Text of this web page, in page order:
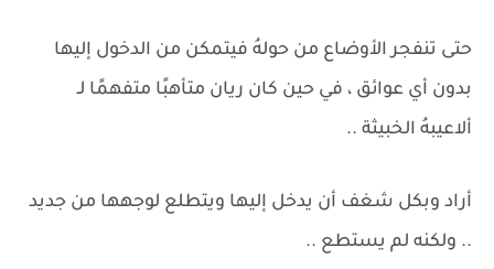
حتى تنفجر الأوضاع من حولهُ فيتمكن من الدخول إليها
بدون أي عوائق ، في حين كان ريان متأهبًا متفهمًا لـ
ألاعيبهُ الخبيثة ..
أراد وبكل شغف أن يدخل إليها ويتطلع لوجهها من جديد
.. ولكنه لم يستطع ..